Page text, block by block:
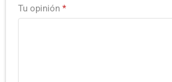
Tu opinión *